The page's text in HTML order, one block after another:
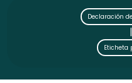
Declaración
|
Eticheta